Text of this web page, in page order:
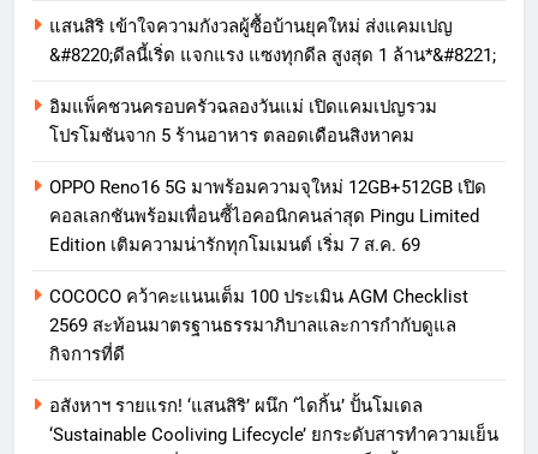
แสนสิริ เข้าใจความกังวลผู้ซื้อบ้านยุคใหม่ ส่งแคมเปญ
&#8220;ดีลนี้เริ่ด แจกแรง แซงทุกดีล สูงสุด 1 ล้าน*&#8221;
อิมแพ็คชวนครอบครัวฉลองวันแม่ เปิดแคมเปญรวม
โปรโมชันจาก 5 ร้านอาหาร ตลอดเดือนสิงหาคม
OPPO Reno16 5G มาพร้อมความจุใหม่ 12GB+512GB เปิด
คอลเลกชันพร้อมเพื่อนซี้ไอคอนิกคนล่าสุด Pingu Limited
Edition เติมความน่ารักทุกโมเมนต์ เริ่ม 7 ส.ค. 69
COCOCO คว้าคะแนนเต็ม 100 ประเมิน AGM Checklist
2569 สะท้อนมาตรฐานธรรมาภิบาลและการกำกับดูแล
กิจการที่ดี
อสังหาฯ รายแรก! ‘แสนสิริ’ ผนึก ‘ไดกิ้น’ ปั้นโมเดล
‘Sustainable Cooliving Lifecycle’ ยกระดับสารทำความเย็น